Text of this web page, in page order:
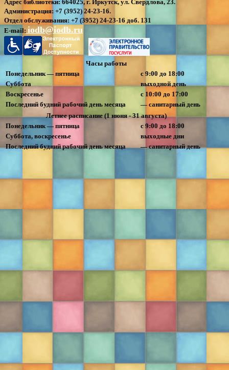
Адрес библиотеки: 664025, г. Иркутск, ул. Свердлова, 23.
Администрация: +7 (3952) 24-23-16.
Отдел обслуживания: +7 (3952) 24-23-16 доб. 131
E-mail: iodb@iodb.ru
Часы работы
Понедельник — пятница
с 9:00 до 18:00
Суббота
выходной день
Воскресенье
с 10:00 до 17:00
Последний будний рабочий день месяца
— санитарный день
Летнее расписание (1 июня - 31 августа)
Понедельник — пятница
с 9:00 до 18:00
Суббота, воскресенье
выходные дни
Последний будний рабочий день месяца
— санитарный день